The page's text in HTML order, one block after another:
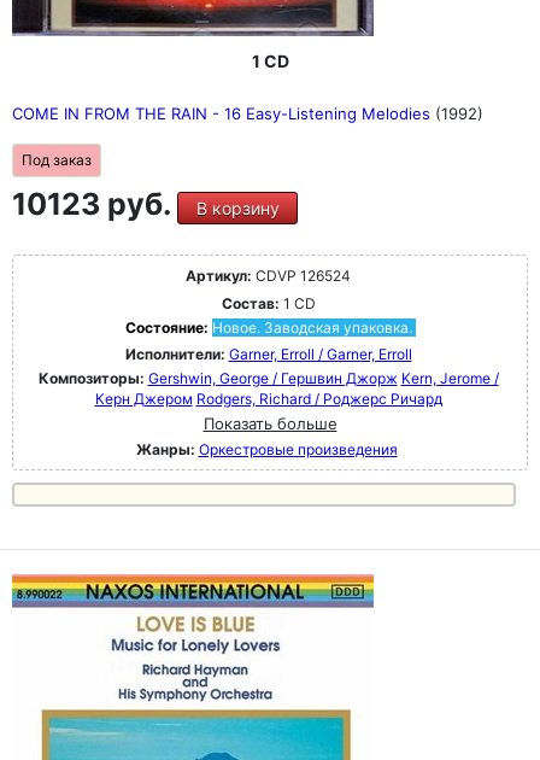
1 CD
COME IN FROM THE RAIN - 16 Easy-Listening Melodies (1992)
Под заказ
10123 руб. В корзину
Артикул: CDVP 126524
Состав: 1 CD
Состояние: Новое. Заводская упаковка.
Исполнители: Garner, Erroll / Garner, Erroll
Композиторы: Gershwin, George / Гершвин Джорж Kern, Jerome /
Керн Джером Rodgers, Richard / Роджерс Ричард
Показать больше
Жанры: Оркестровые произведения